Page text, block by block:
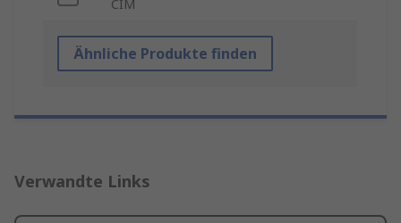
CIM
Ähnliche Produkte finden
Verwandte Links